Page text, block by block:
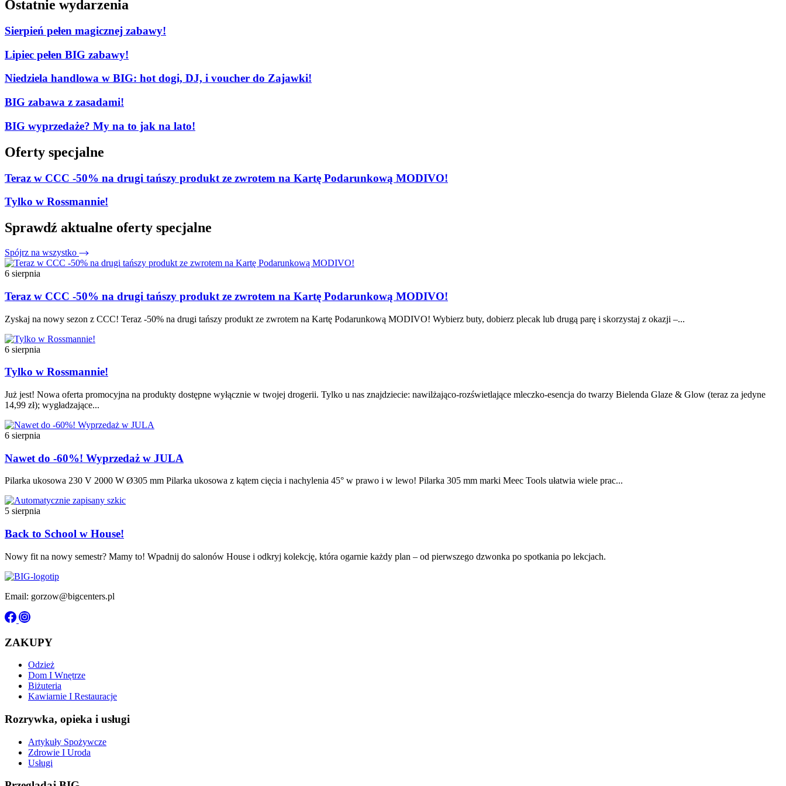
Ostatnie wydarzenia
Sierpień pełen magicznej zabawy!
Lipiec pełen BIG zabawy!
Niedziela handlowa w BIG: hot dogi, DJ, i voucher do Zajawki!
BIG zabawa z zasadami!
BIG wyprzedaże? My na to jak na lato!
Oferty specjalne
Teraz w CCC -50% na drugi tańszy produkt ze zwrotem na Kartę Podarunkową MODIVO!
Tylko w Rossmannie!
Sprawdź aktualne oferty specjalne
Spójrz na wszystko
6 sierpnia
Teraz w CCC -50% na drugi tańszy produkt ze zwrotem na Kartę Podarunkową MODIVO!
Zyskaj na nowy sezon z CCC! Teraz -50% na drugi tańszy produkt ze zwrotem na Kartę Podarunkową MODIVO! Wybierz buty, dobierz plecak lub drugą parę i skorzystaj z okazji –...
6 sierpnia
Tylko w Rossmannie!
Już jest! Nowa oferta promocyjna na produkty dostępne wyłącznie w twojej drogerii. Tylko u nas znajdziecie: nawilżająco-rozświetlające mleczko-esencja do twarzy Bielenda Glaze & Glow (teraz za jedyne
14,99 zł); wygładzające...
6 sierpnia
Nawet do -60%! Wyprzedaż w JULA
Pilarka ukosowa 230 V 2000 W Ø305 mm Pilarka ukosowa z kątem cięcia i nachylenia 45° w prawo i w lewo! Pilarka 305 mm marki Meec Tools ułatwia wiele prac...
5 sierpnia
Back to School w House!
Nowy fit na nowy semestr? Mamy to! Wpadnij do salonów House i odkryj kolekcję, która ogarnie każdy plan – od pierwszego dzwonka po spotkania po lekcjach.
Email: gorzow@bigcenters.pl
ZAKUPY
Odzież
Dom I Wnętrze
Biżuteria
Kawiarnie I Restauracje
Rozrywka, opieka i usługi
Artykuły Spożywcze
Zdrowie I Uroda
Usługi